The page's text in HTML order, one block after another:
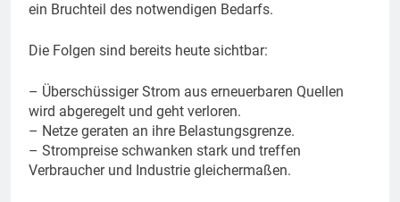
ein Bruchteil des notwendigen Bedarfs.
Die Folgen sind bereits heute sichtbar:
– Überschüssiger Strom aus erneuerbaren Quellen
wird abgeregelt und geht verloren.
– Netze geraten an ihre Belastungsgrenze.
– Strompreise schwanken stark und treffen
Verbraucher und Industrie gleichermaßen.